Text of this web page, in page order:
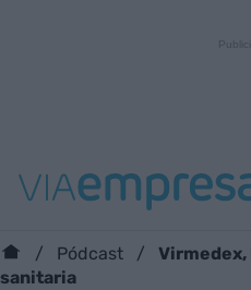
Pódcast
Virmedex,
sanitaria